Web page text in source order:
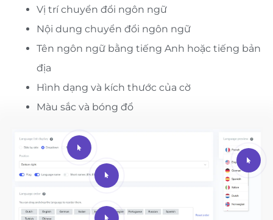
Vị trí chuyển đổi ngôn ngữ
Nội dung chuyển đổi ngôn ngữ
Tên ngôn ngữ bằng tiếng Anh hoặc tiếng bản
địa
Hình dạng và kích thước của cờ
Màu sắc và bóng đổ